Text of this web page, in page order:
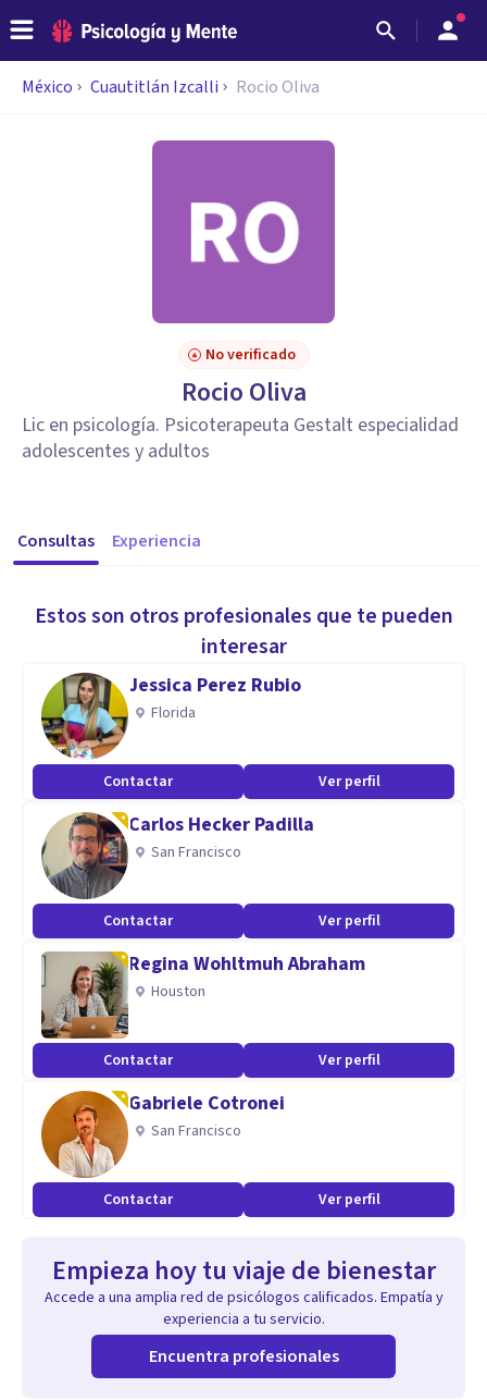
México Cuautitlán Izcalli Rocio Oliva
No verificado
Rocio Oliva
Lic en psicología. Psicoterapeuta Gestalt especialidad
adolescentes y adultos
Consultas Experiencia
Estos son otros profesionales que te pueden
interesar
Jessica Perez Rubio
Florida
Contactar Ver perfil
Carlos Hecker Padilla
San Francisco
Contactar Ver perfil
Regina Wohltmuh Abraham
Houston
Contactar Ver perfil
Gabriele Cotronei
San Francisco
Contactar Ver perfil
Empieza hoy tu viaje de bienestar
Accede a una amplia red de psicólogos calificados. Empatía y
experiencia a tu servicio.
Encuentra profesionales